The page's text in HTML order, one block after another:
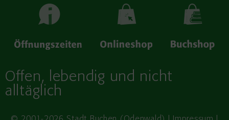
Offen, lebendig und nicht
alltäglich